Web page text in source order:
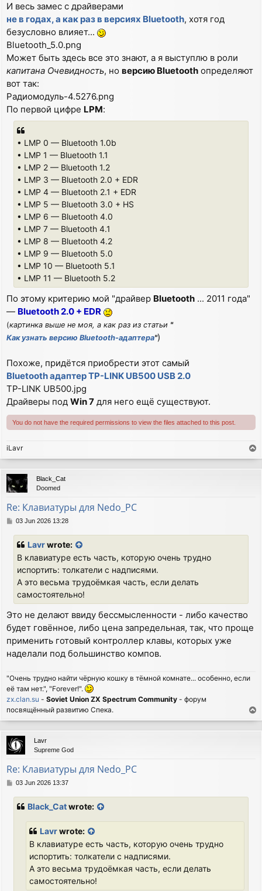
И весь замес с драйверами
не в годах, а как раз в версиях Bluetooth, хотя год
безусловно влияет...
Bluetooth_5.0.png
Может быть здесь все это знают, а я выступлю в роли
капитана Очевидность, но версию Bluetooth определяют
вот так:
Радиомодуль-4.5276.png
По первой цифре LPM:
• LMP 0 — Bluetooth 1.0b
• LMP 1 — Bluetooth 1.1
• LMP 2 — Bluetooth 1.2
• LMP 3 — Bluetooth 2.0 + EDR
• LMP 4 — Bluetooth 2.1 + EDR
• LMP 5 — Bluetooth 3.0 + HS
• LMP 6 — Bluetooth 4.0
• LMP 7 — Bluetooth 4.1
• LMP 8 — Bluetooth 4.2
• LMP 9 — Bluetooth 5.0
• LMP 10 — Bluetooth 5.1
• LMP 11 — Bluetooth 5.2
По этому критерию мой "драйвер Bluetooth ... 2011 года"
— Bluetooth 2.0 + EDR
(картинка выше не моя, а как раз из статьи "
Как узнать версию Bluetooth-адаптера")
Похоже, придётся приобрести этот самый
Bluetooth адаптер TP-LINK UB500 USB 2.0
TP-LINK UB500.jpg
Драйверы под Win 7 для него ещё существуют.
You do not have the required permissions to view the files attached to this post.
iLavr
o
p
Black_Cat
Doomed
Re: Клавиатуры для Nedo_PC
P03 Jun 2026 13:28
Lavrwrote:
В клавиатуре есть часть, которую очень трудно
испортить: толкатели с надписями.
А это весьма трудоёмкая часть, если делать
самостоятельно!
Это не делают ввиду бессмысленности - либо качество
будет говённое, либо цена запредельная, так, что проще
применить готовый контроллер клавы, которых уже
наделали под большинство компов.
"Очень трудно найти чёрную кошку в тёмной комнате... особенно, если
её там нет.", "Forever!".
zx.clan.su - Soviet Union ZX Spectrum Community - форум
посвящённый развитию Спека.
o
p
Lavr
Supreme God
Re: Клавиатуры для Nedo_PC
P03 Jun 2026 13:37
Black_Catwrote:
Lavrwrote:
В клавиатуре есть часть, которую очень трудно
испортить: толкатели с надписями.
А это весьма трудоёмкая часть, если делать
самостоятельно!